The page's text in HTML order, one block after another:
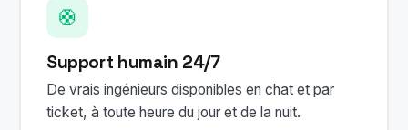
🛟
Support humain 24/7
De vrais ingénieurs disponibles en chat et par
ticket, à toute heure du jour et de la nuit.